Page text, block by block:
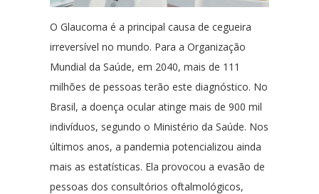
O Glaucoma é a principal causa de cegueira
irreversível no mundo. Para a Organização
Mundial da Saúde, em 2040, mais de 111
milhões de pessoas terão este diagnóstico. No
Brasil, a doença ocular atinge mais de 900 mil
indivíduos, segundo o Ministério da Saúde. Nos
últimos anos, a pandemia potencializou ainda
mais as estatísticas. Ela provocou a evasão de
pessoas dos consultórios oftalmológicos,